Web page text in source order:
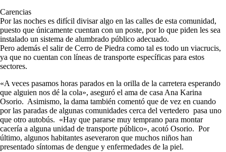
Carencias
Por las noches es difícil divisar algo en las calles de esta comunidad,
puesto que únicamente cuentan con un poste, por lo que piden les sea
instalado un sistema de alumbrado público adecuado.
Pero además el salir de Cerro de Piedra como tal es todo un viacrucis,
ya que no cuentan con líneas de transporte específicas para estos
sectores.
«A veces pasamos horas parados en la orilla de la carretera esperando
que alguien nos dé la cola», aseguró el ama de casa Ana Karina
Osorio. Asimismo, la dama también comentó que de vez en cuando
por las paradas de algunas comunidades cerca del vertedero pasa uno
que otro autobús. «Hay que pararse muy temprano para montar
cacería a alguna unidad de transporte público», acotó Osorio. Por
último, algunos habitantes aseveraron que muchos niños han
presentado síntomas de dengue y enfermedades de la piel.